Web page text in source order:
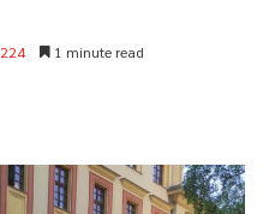
224 1 minute read